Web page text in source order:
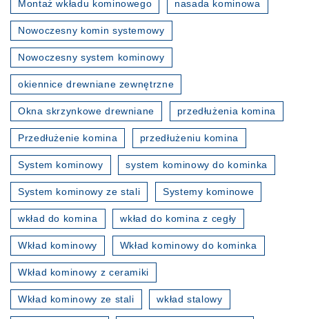
Montaż wkładu kominowego nasada kominowa
Nowoczesny komin systemowy
Nowoczesny system kominowy
okiennice drewniane zewnętrzne
Okna skrzynkowe drewniane przedłużenia komina
Przedłużenie komina przedłużeniu komina
System kominowy system kominowy do kominka
System kominowy ze stali Systemy kominowe
wkład do komina wkład do komina z cegły
Wkład kominowy Wkład kominowy do kominka
Wkład kominowy z ceramiki
Wkład kominowy ze stali wkład stalowy